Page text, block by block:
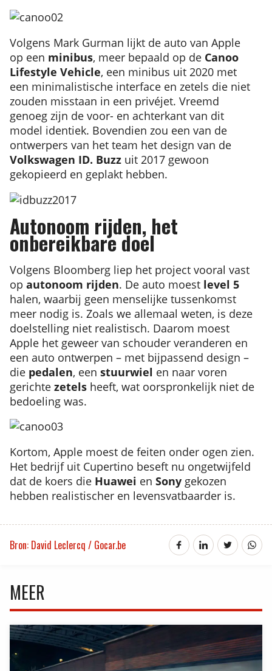
Volgens Mark Gurman lijkt de auto van Apple
op een minibus, meer bepaald op de Canoo
Lifestyle Vehicle, een minibus uit 2020 met
een minimalistische interface en zetels die niet
zouden misstaan in een privéjet. Vreemd
genoeg zijn de voor- en achterkant van dit
model identiek. Bovendien zou een van de
ontwerpers van het team het design van de
Volkswagen ID. Buzz uit 2017 gewoon
gekopieerd en geplakt hebben.
Autonoom rijden, het
onbereikbare doel
Volgens Bloomberg liep het project vooral vast
op autonoom rijden. De auto moest level 5
halen, waarbij geen menselijke tussenkomst
meer nodig is. Zoals we allemaal weten, is deze
doelstelling niet realistisch. Daarom moest
Apple het geweer van schouder veranderen en
een auto ontwerpen – met bijpassend design –
die pedalen, een stuurwiel en naar voren
gerichte zetels heeft, wat oorspronkelijk niet de
bedoeling was.
Kortom, Apple moest de feiten onder ogen zien.
Het bedrijf uit Cupertino beseft nu ongetwijfeld
dat de koers die Huawei en Sony gekozen
hebben realistischer en levensvatbaarder is.
Bron: David Leclercq / Gocar.be
MEER